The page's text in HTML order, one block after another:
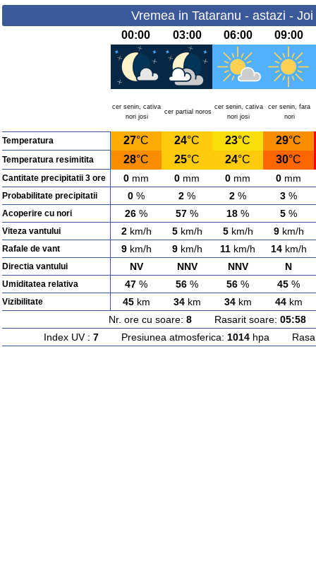
Vremea in Tataranu - astazi -
00:00 03:00 06:00 09:00
cer senin, cativa
nori josi
cer partial noros
cer senin, cativa
nori josi
cer senin, fara
nori
Temperatura 27°C 24°C 23°C 29°C
Temperatura resimitita 28°C 25°C 24°C 30°C
Cantitate precipitatii 3 ore 0 mm 0 mm 0 mm 0 mm
Probabilitate precipitatii 0 % 2 % 2 % 3 %
Acoperire cu nori 26 % 57 % 18 % 5 %
Viteza vantului 2km/h 5km/h 5km/h 9km/h
Rafale de vant 9km/h 9km/h 11 km/h 14km/h
Directia vantului NV NNV NNV N
Umiditatea relativa 47 % 56 % 56 % 45 %
Vizibilitate 45km 34km 34km 44km
Nr. ore cu soare: 8Rasarit soare: 05:58
Index UV : 7Presiunea atmosferica: 1014hpa